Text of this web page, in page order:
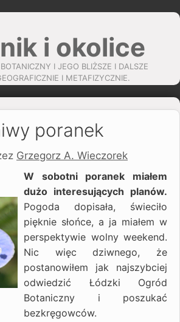
i okolice
I JEGO BLIŻSZE I DALSZE
I METAFIZYCZNIE.
poranek
Grzegorz A. Wieczorek
W sobotni poranek miałem
dużo interesujących planów.
Pogoda dopisała, świeciło
pięknie słońce, a ja miałem w
perspektywie wolny weekend.
Nic więc dziwnego, że
postanowiłem jak najszybciej
odwiedzić Łódzki Ogród
Botaniczny i poszukać
bezkręgowców.